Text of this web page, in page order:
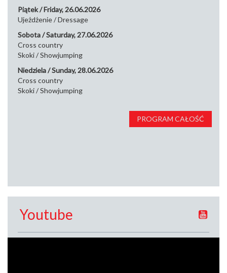
Piątek / Friday, 26.06.2026
Ujeżdżenie / Dressage
Sobota / Saturday, 27.06.2026
Cross country
Skoki / Showjumping
Niedziela / Sunday, 28.06.2026
Cross country
Skoki / Showjumping
PROGRAM CAŁOŚĆ
Youtube